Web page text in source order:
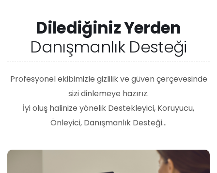
Dilediğiniz Yerden
Danışmanlık Desteği
Profesyonel ekibimizle gizlilik ve güven çerçevesinde
sizi dinlemeye hazırız.
İyi oluş halinize yönelik Destekleyici, Koruyucu,
Önleyici, Danışmanlık Desteği...